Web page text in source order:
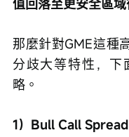
值回落至更安全區
那麼針對GME這種
分歧大等特性，下
略。
1）Bull Call